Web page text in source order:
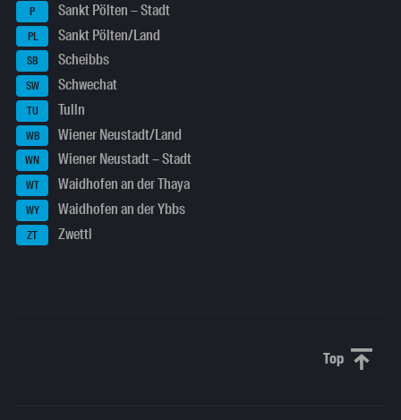
P Sankt Pölten – Stadt
PL Sankt Pölten/Land
SB Scheibbs
SW Schwechat
TU Tulln
WB Wiener Neustadt/Land
WN Wiener Neustadt – Stadt
WT Waidhofen an der Thaya
WY Waidhofen an der Ybbs
ZT Zwettl
Top Scroll